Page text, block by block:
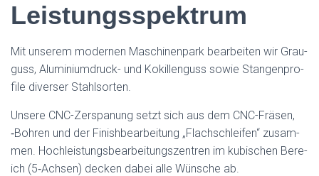
Leistungsspektrum
Mit unserem mod­er­nen Maschi­nen­park bear­beit­en wir Grau­
guss, Alu­mini­um­druck- und Kokil­len­guss sowie Stan­gen­pro­
file divers­er Stahlsorten.
Unsere CNC-Zerspanung set­zt sich aus dem CNC-Fräsen,
‑Bohren und der Fin­ish­bear­beitung „Flach­schleifen“ zusam­
men. Hochleis­tungs­bear­beitungszen­tren im kubis­chen Bere­
ich (5‑Achsen) deck­en dabei alle Wün­sche ab.